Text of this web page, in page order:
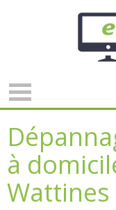
à
Wattines